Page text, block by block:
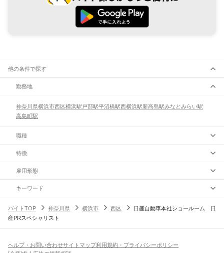
他の条件で探す
勤務地
神奈川県横浜市西区横浜駅 戸部駅平沼橋駅西横浜駅新高島駅みなとみらい駅
高島町駅
職種
特徴
雇用形態
キーワード
バイトTOP 神奈川県 横浜市 西区
日産自動車本社ショールーム 日
産PRスペシャリスト
ヘルプ・お問い合わせサイトマップ利用規約・プライバシーポリシー